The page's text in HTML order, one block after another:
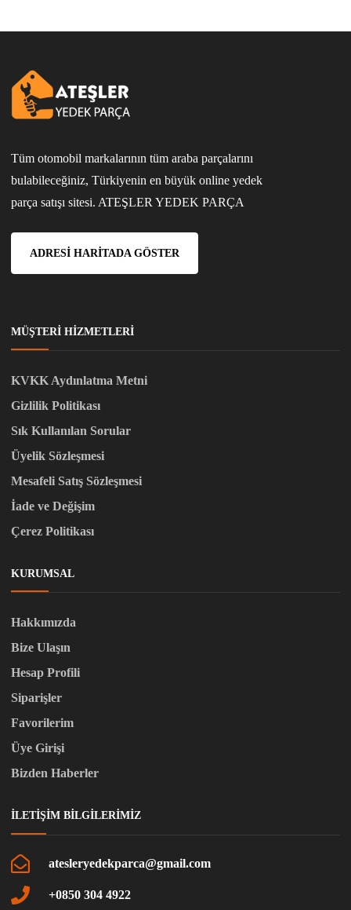
Tüm otomobil markalarının tüm araba parçalarını
bulabileceğiniz, Türkiyenin en büyük online yedek
parça satışı sitesi. ATEŞLER YEDEK PARÇA
ADRESI HARITADA GÖSTER
MÜŞTERI HIZMETLERI
KVKK Aydınlatma Metni
Gizlilik Politikası
Sık Kullanılan Sorular
Üyelik Sözleşmesi
Mesafeli Satış Sözleşmesi
İade ve Değişim
Çerez Politikası
KURUMSAL
Hakkımızda
Bize Ulaşın
Hesap Profili
Siparişler
Favorilerim
Üye Girişi
Bizden Haberler
İLETIŞIM BILGILERIMIZ
atesleryedekparca@gmail.com
+0850 304 4922